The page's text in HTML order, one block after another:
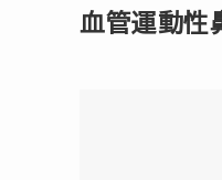
血管運動性